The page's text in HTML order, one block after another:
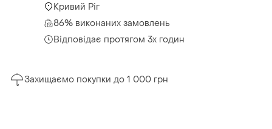
Кривий Ріг
86% виконаних замовлень
Відповідає протягом 3х годин
Захищаємо покупки до 1 000 грн